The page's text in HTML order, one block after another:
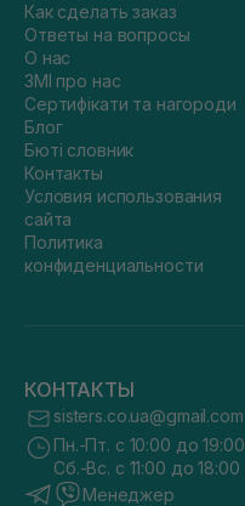
Как сделать заказ
Ответы на вопросы
О нас
ЗМІ про нас
Сертифікати та нагороди
Блог
Бюті словник
Контакты
Условия использования
сайта
Политика
конфиденциальности
КОНТАКТЫ
sisters.co.ua@gmail.com
Пн.-Пт. с 10:00 до 19:00
Сб.-Вс. с 11:00 до 18:00
Менеджер